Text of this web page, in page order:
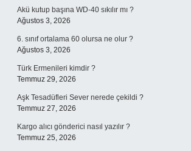
Akü kutup başına WD-40 sıkılır mı ?
Ağustos 3, 2026
6. sınıf ortalama 60 olursa ne olur ?
Ağustos 3, 2026
Türk Ermenileri kimdir ?
Temmuz 29, 2026
Aşk Tesadüfleri Sever nerede çekildi ?
Temmuz 27, 2026
Kargo alıcı gönderici nasıl yazılır ?
Temmuz 25, 2026